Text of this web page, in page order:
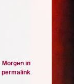
Morgen in
permalink.